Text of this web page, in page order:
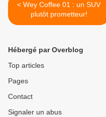
< Wey Coffee 01 : un SUV
plutôt prometteur!
Hébergé par Overblog
Top articles
Pages
Contact
Signaler un abus